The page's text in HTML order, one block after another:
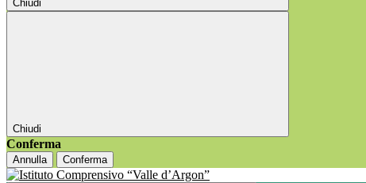
Chiudi
Chiudi
Conferma
Annulla Conferma